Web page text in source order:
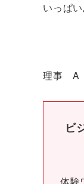
いっぱ
理事 A
ビ